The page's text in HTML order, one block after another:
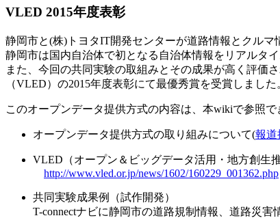
VLED 2015年度表彰
静岡市と(株)トヨタIT開発センターが道路情報とクル
静岡市は国内自治体で初となる自治体情報をリアルタ
また、今回の共同実験の取組みとその成果が高く評価
（VLED）の2015年度表彰にて最優秀賞を受賞しました
このオープンデータ提供方式の内容は、本wikiで参照で
オープンデータ提供方式の取り組みについて(報道
VLED（オープン＆ビッグデータ活用・地方創生
http://www.vled.or.jp/news/1602/160229_001362.php
共同実験成果例（試作開発）
T-connectナビに静岡市の道路規制情報、道路災